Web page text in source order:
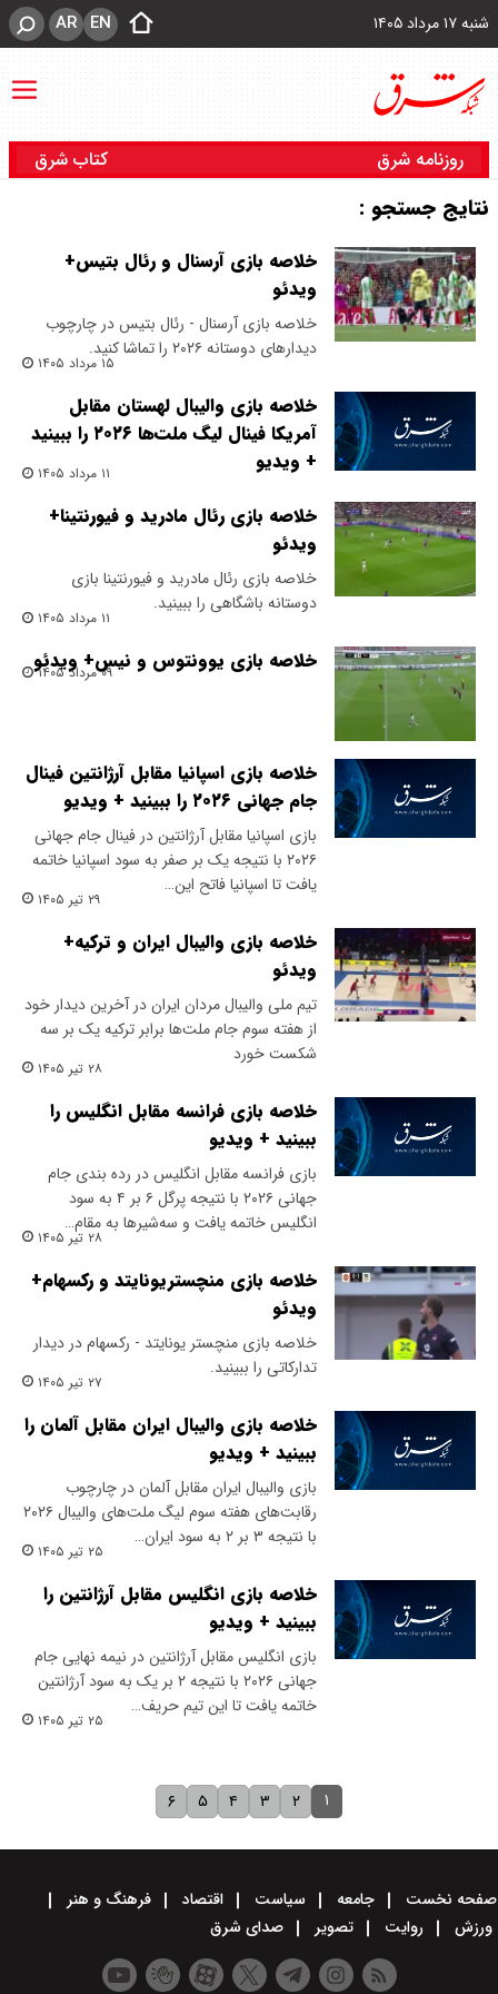
شنبه ۱۷ مرداد ۱۴۰۵ EN
AR
روزنامه شرق کتاب شرق
نتایج جستجو :
خلاصه بازی آرسنال و رئال بتیس+
ویدئو
خلاصه بازی آرسنال - رئال بتیس در چارچوب
دیدارهای دوستانه ۲۰۲۶ را تماشا کنید.
۱۵ مرداد ۱۴۰۵
خلاصه بازی والیبال لهستان مقابل
آمریکا فینال لیگ ملت‌ها ۲۰۲۶ را ببینید
+ ویدیو
۱۱ مرداد ۱۴۰۵
خلاصه بازی رئال مادرید و فیورنتینا+
ویدئو
خلاصه بازی رئال مادرید و فیورنتینا بازی
دوستانه باشگاهی را ببینید.
۱۱ مرداد ۱۴۰۵
خلاصه بازی یوونتوس و نیس+ ویدئو
۰۹ مرداد ۱۴۰۵
خلاصه بازی اسپانیا مقابل آرژانتین فینال
جام جهانی ۲۰۲۶ را ببینید + ویدیو
بازی اسپانیا مقابل آرژانتین در فینال جام جهانی
۲۰۲۶ با نتیجه یک بر صفر به سود اسپانیا خاتمه
یافت تا اسپانیا فاتح این…
۲۹ تیر ۱۴۰۵
خلاصه بازی والیبال ایران و ترکیه+
ویدئو
تیم ملی والیبال مردان ایران در آخرین دیدار خود
از هفته سوم جام ملت‌ها برابر ترکیه یک بر سه
شکست خورد
۲۸ تیر ۱۴۰۵
خلاصه بازی فرانسه مقابل انگلیس را
ببینید + ویدیو
بازی فرانسه مقابل انگلیس در رده بندی جام
جهانی ۲۰۲۶ با نتیجه پرگل ۶ بر ۴ به سود
انگلیس خاتمه یافت و سه‌شیرها به مقام…
۲۸ تیر ۱۴۰۵
خلاصه بازی منچستریونایتد و رکسهام+
ویدئو
خلاصه بازی منچستر یونایتد - رکسهام در دیدار
تدارکاتی را ببینید.
۲۷ تیر ۱۴۰۵
خلاصه بازی والیبال ایران مقابل آلمان را
ببینید + ویدیو
بازی والیبال ایران مقابل آلمان در چارچوب
رقابت‌های هفته سوم لیگ ملت‌های والیبال ۲۰۲۶
با نتیجه ۳ بر ۲ به سود ایران…
۲۵ تیر ۱۴۰۵
خلاصه بازی انگلیس مقابل آرژانتین را
ببینید + ویدیو
بازی انگلیس مقابل آرژانتین در نیمه نهایی جام
جهانی ۲۰۲۶ با نتیجه ۲ بر یک به سود آرژانتین
خاتمه یافت تا این تیم حریف…
۲۵ تیر ۱۴۰۵
۱ ۲ ۳ ۴ ۵ ۶
صفحه نخست جامعه سیاست اقتصاد
فرهنگ و هنر
ورزش
روایت تصویر صدای شرق